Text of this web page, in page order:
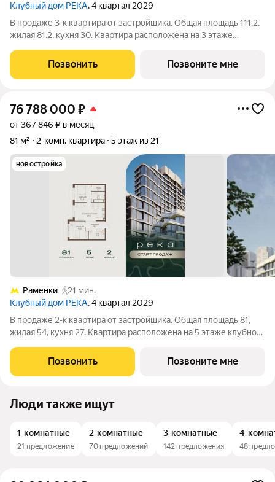
Клубный дом РЕКА, 4 квартал 2029
В продаже 3-к квартира от застройщика. Общая площадь 111.2,
жилая 81.2, кухня 30. Квартира расположена на 3 этаже
кв. 2029 года. Высота потолка до 3.65 метра в квартирах и до
4,5 м в
Позвонить Позвоните мне
76 788 000 ₽
от 367 846 ₽ в месяц
81 м²
2-комн. квартира 5 этаж из 21
новостройка
Раменки
21 мин.
Клубный дом РЕКА, 4 квартал 2029
В продаже 2-к квартира от застройщика. Общая площадь 81,
жилая 54, кухня 27. Квартира расположена на 5 этаже клубного
года. Высота потолка до 3.65 метра в квартирах и до 4,5 м в
пентхаусах,
Позвонить Позвоните мне
Люди также ищут
1-комнатные
21 предложение
2-комнатные
70 предложений
3-комнатные
142 предложения
4-
48